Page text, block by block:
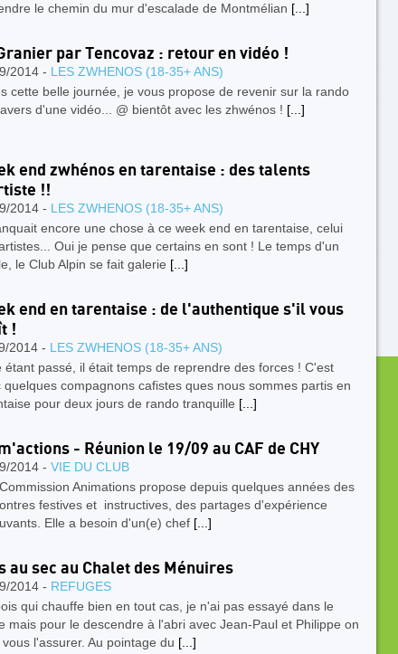
le chemin du mur d'escalade de Montmélian [...]
par Tencovaz : retour en vidéo !
2014 - LES ZWHENOS (18-35+ ANS)
cette belle journée, je vous propose de revenir sur la rando
d'une vidéo... @ bientôt avec les zhwénos ! [...]
end zwhénos en tarentaise : des talents
!!
2014 - LES ZWHENOS (18-35+ ANS)
encore une chose à ce week end en tarentaise, celui
Oui je pense que certains en sont ! Le temps d'un
le Club Alpin se fait galerie [...]
end en tarentaise : de l'authentique s'il vous
!
2014 - LES ZWHENOS (18-35+ ANS)
étant passé, il était temps de reprendre des forces ! C'est
quelques compagnons cafistes ques nous sommes partis en
pour deux jours de rando tranquille [...]
- Réunion le 19/09 au CAF de CHY
2014 - VIE DU CLUB
Animations propose depuis quelques années des
festives et instructives, des partages d'expérience
Elle a besoin d'un(e) chef [...]
au sec au Chalet des Ménuires
2014 - REFUGES
qui chauffe bien en tout cas, je n'ai pas essayé dans le
mais pour le descendre à l'abri avec Jean-Paul et Philippe on
vous l'assurer. Au pointage du [...]